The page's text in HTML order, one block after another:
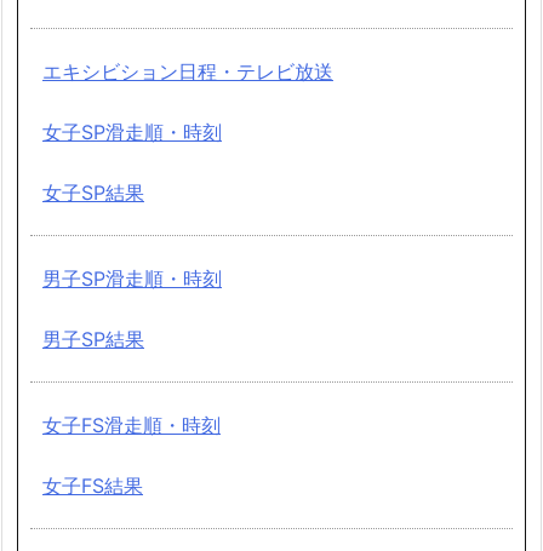
エキシビション日程・テレビ放送
女子SP滑走順・時刻
女子SP結果
男子SP滑走順・時刻
男子SP結果
女子FS滑走順・時刻
女子FS結果